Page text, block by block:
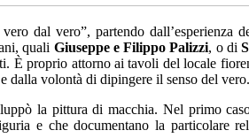
dal vero”, partendo dall’esperienza
quali Giuseppe e Filippo Palizzi, o di
proprio attorno ai tavoli del locale
dalla volontà di dipingere il senso del vero.
la pittura di macchia. Nel primo
e che documentano la particolare